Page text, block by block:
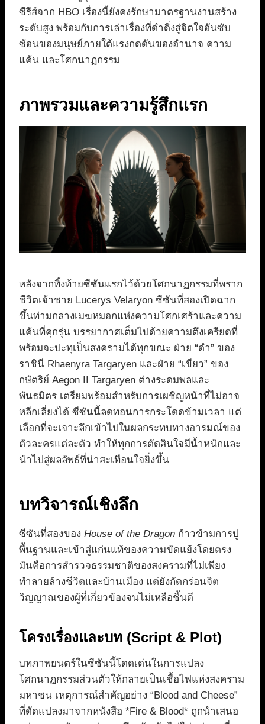
ซีรีส์จาก HBO เรื่องนี้ยังคงรักษามาตรฐานงานสร้าง
ระดับสูง พร้อมกับการเล่าเรื่องที่ดำดิ่งสู่จิตใจอันซับ
ซ้อนของมนุษย์ภายใต้แรงกดดันของอำนาจ ความ
แค้น และโศกนาฏกรรม
ภาพรวมและความรู้สึกแรก
หลังจากทิ้งท้ายซีซันแรกไว้ด้วยโศกนาฏกรรมที่พราก
ชีวิตเจ้าชาย Lucerys Velaryon ซีซันที่สองเปิดฉาก
ขึ้นท่ามกลางเมฆหมอกแห่งความโศกเศร้าและความ
แค้นที่คุกรุ่น บรรยากาศเต็มไปด้วยความตึงเครียดที่
พร้อมจะปะทุเป็นสงครามได้ทุกขณะ ฝ่าย “ดำ” ของ
ราชินี Rhaenyra Targaryen และฝ่าย “เขียว” ของ
กษัตริย์ Aegon II Targaryen ต่างระดมพลและ
พันธมิตร เตรียมพร้อมสำหรับการเผชิญหน้าที่ไม่อาจ
หลีกเลี่ยงได้ ซีซันนี้ลดทอนการกระโดดข้ามเวลา แต่
เลือกที่จะเจาะลึกเข้าไปในผลกระทบทางอารมณ์ของ
ตัวละครแต่ละตัว ทำให้ทุกการตัดสินใจมีน้ำหนักและ
นำไปสู่ผลลัพธ์ที่น่าสะเทือนใจยิ่งขึ้น
บทวิจารณ์เชิงลึก
ซีซันที่สองของ House of the Dragon ก้าวข้ามการปู
พื้นฐานและเข้าสู่แก่นแท้ของความขัดแย้งโดยตรง
มันคือการสำรวจธรรมชาติของสงครามที่ไม่เพียง
ทำลายล้างชีวิตและบ้านเมือง แต่ยังกัดกร่อนจิต
วิญญาณของผู้ที่เกี่ยวข้องจนไม่เหลือชิ้นดี
โครงเรื่องและบท (Script & Plot)
บทภาพยนตร์ในซีซันนี้โดดเด่นในการแปลง
โศกนาฏกรรมส่วนตัวให้กลายเป็นเชื้อไฟแห่งสงคราม
มหาชน เหตุการณ์สำคัญอย่าง “Blood and Cheese”
ที่ดัดแปลงมาจากหนังสือ *Fire & Blood* ถูกนำเสนอ